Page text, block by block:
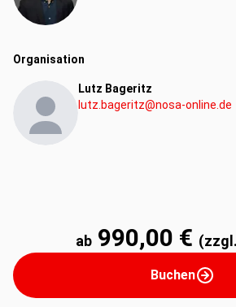
Organisation
Lutz Bageritz
lutz.bageritz@nosa-online.de
ab 990,00 €
Buchen